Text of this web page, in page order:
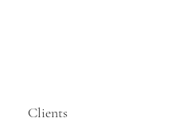
Clients